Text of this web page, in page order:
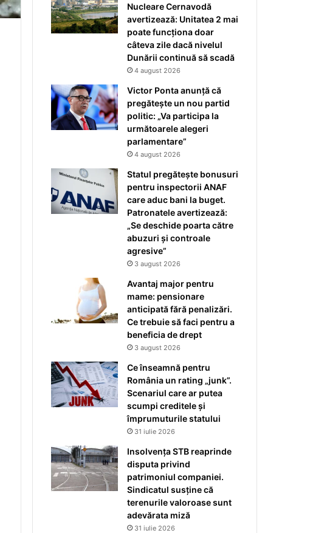
Nucleare Cernavodă
avertizează: Unitatea 2 mai
poate funcționa doar
câteva zile dacă nivelul
Dunării continuă să scadă
4 august 2026
Victor Ponta anunță că
pregătește un nou partid
politic: „Va participa la
următoarele alegeri
parlamentare”
4 august 2026
Statul pregătește bonusuri
pentru inspectorii ANAF
care aduc bani la buget.
Patronatele avertizează:
„Se deschide poarta către
abuzuri și controale
agresive”
3 august 2026
Avantaj major pentru
mame: pensionare
anticipată fără penalizări.
Ce trebuie să faci pentru a
beneficia de drept
3 august 2026
Ce înseamnă pentru
România un rating „junk”.
Scenariul care ar putea
scumpi creditele și
împrumuturile statului
31 iulie 2026
Insolvența STB reaprinde
disputa privind
patrimoniul companiei.
Sindicatul susține că
terenurile valoroase sunt
adevărata miză
31 iulie 2026